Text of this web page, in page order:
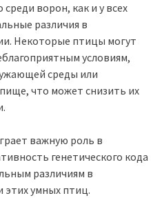
ворон, как и у всех
различия в
Некоторые птицы могут
условиям,
среды или
что может снизить их
важную роль в
генетического кода
различиям в
умных птиц.